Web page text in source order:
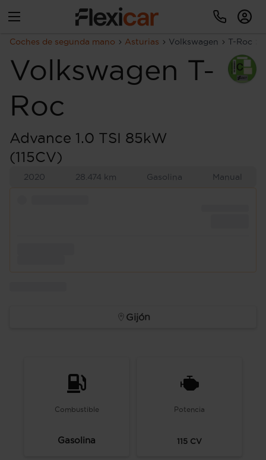
Coches de segunda mano Asturias Volkswagen T-Roc
Volkswagen T-
Roc
Advance 1.0 TSI 85kW
(115CV)
2020 28.474 km Gasolina Manual
Gijón
Combustible
Gasolina
Potencia
115 CV